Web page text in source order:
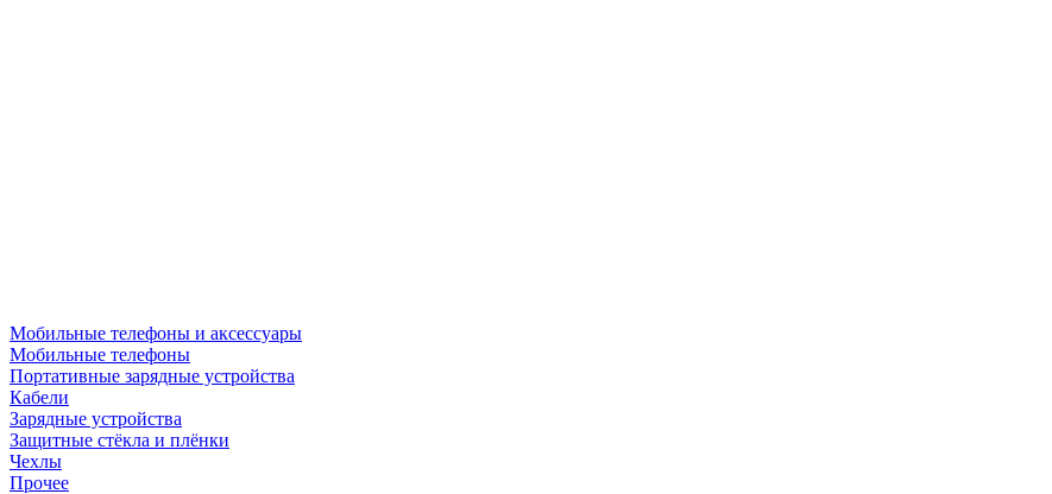
Мобильные телефоны и аксессуары
Мобильные телефоны
Портативные зарядные устройства
Кабели
Зарядные устройства
Защитные стёкла и плёнки
Чехлы
Прочее